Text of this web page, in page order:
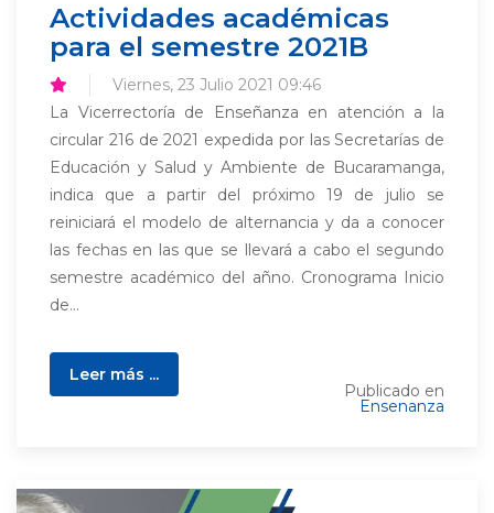
Actividades académicas
para el semestre 2021B
Viernes, 23 Julio 2021 09:46
La Vicerrectoría de Enseñanza en atención a la
circular 216 de 2021 expedida por las Secretarías de
Educación y Salud y Ambiente de Bucaramanga,
indica que a partir del próximo 19 de julio se
reiniciará el modelo de alternancia y da a conocer
las fechas en las que se llevará a cabo el segundo
semestre académico del añno. Cronograma Inicio
de...
Leer más ...
Publicado en
Ensenanza